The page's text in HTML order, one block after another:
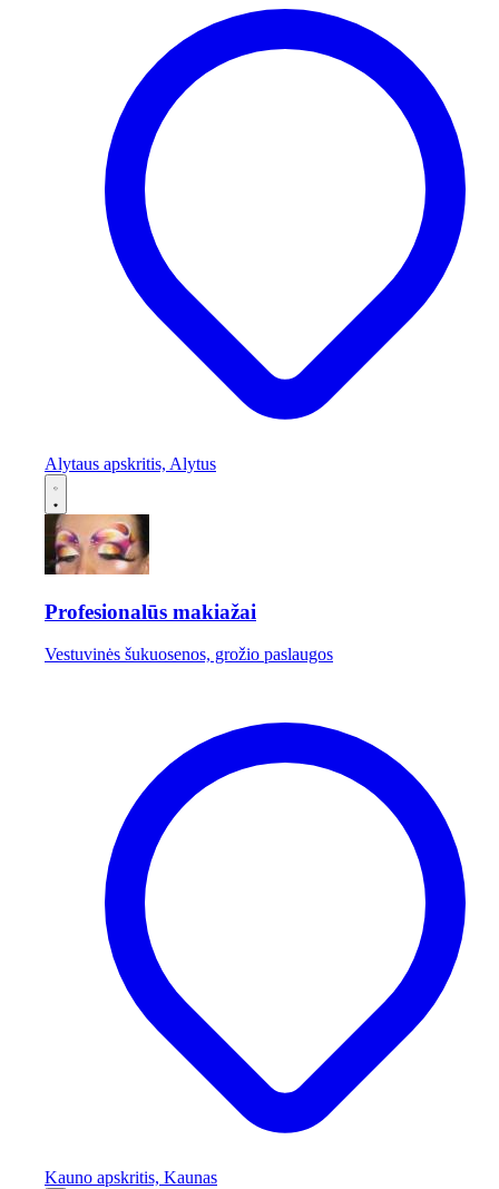
Alytaus apskritis, Alytus
Profesionalūs makiažai
Vestuvinės šukuosenos, grožio paslaugos
Kauno apskritis, Kaunas